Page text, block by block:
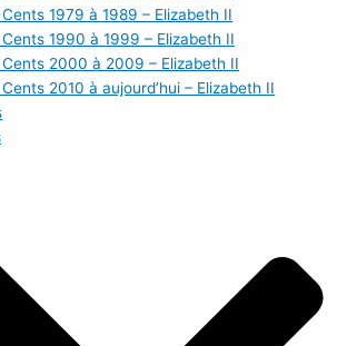
1979 à 1989 – Elizabeth II
Cents 1990 à 1999 – Elizabeth II
Cents 2000 à 2009 – Elizabeth II
2010 à aujourd’hui – Elizabeth II